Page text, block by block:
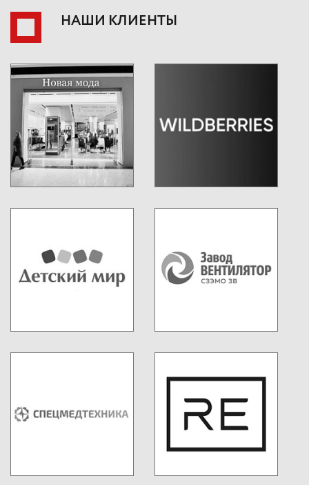
НАШИ КЛИЕНТЫ